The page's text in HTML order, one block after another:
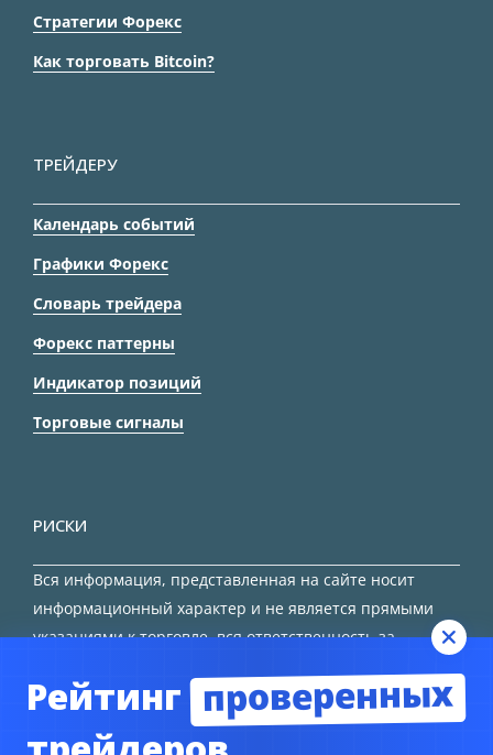
Стратегии Форекс
Как торговать Bitcoin?
ТРЕЙДЕРУ
Календарь событий
Графики Форекс
Словарь трейдера
Форекс паттерны
Индикатор позиций
Торговые сигналы
РИСКИ
Вся информация, представленная на сайте носит
информационный характер и не является прямыми
указаниями к торговле, вся ответственность за
Рейтинг проверенных